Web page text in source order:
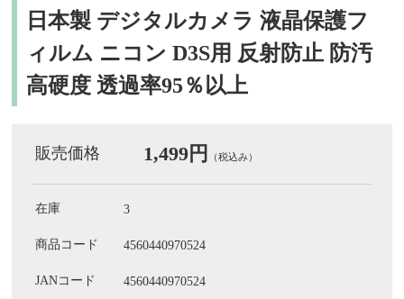
日本製 デジタルカメラ 液晶保護フ
ィルム ニコン D3S用 反射防止 防汚
高硬度 透過率95％以上
販売価格 1,499円 （税込み）
在庫 3
商品コード 4560440970524
JANコード 4560440970524